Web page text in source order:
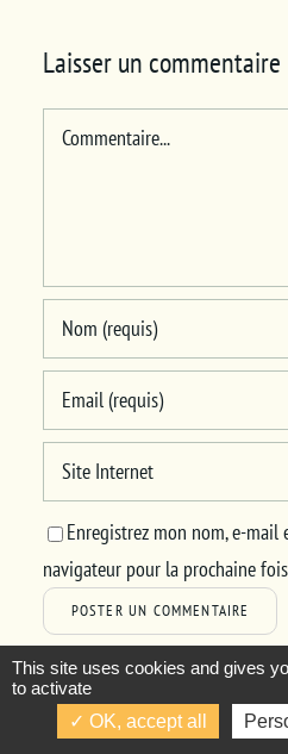
Laisser un commentaire
Commentaire
Enregistrez mon nom, e-mail
navigateur pour la prochaine
This site uses cookies and gives
to activate
OK, accept all